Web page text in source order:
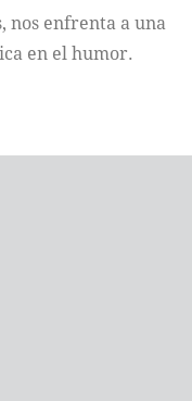
nos enfrenta a una
en el humor.